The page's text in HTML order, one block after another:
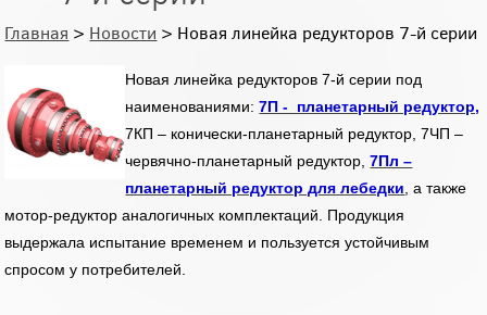
Главная > Новости > Новая линейка редукторов 7-й серии
Новая линейка редукторов 7-й серии под
наименованиями:7П - планетарный редуктор,
7КП – конически-планетарный редуктор, 7ЧП –
червячно-планетарный редуктор,7Пл –
планетарный редуктор для лебедки , а также
мотор-редуктор аналогичных комплектаций. Продукция
выдержала испытание временем и пользуется устойчивым
спросом у потребителей.